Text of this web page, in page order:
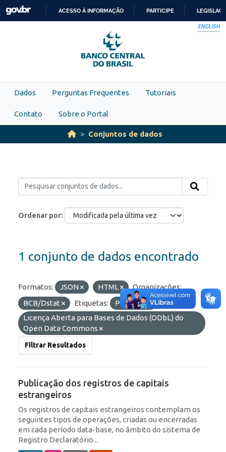
Skip to main content
PARA
O
CONTEÚDO
ACESSO À INFORMAÇÃO PARTICIPE
ENGLISH
Dados Perguntas Frequentes Tutoriais
Contato Sobre o Portal
Conjuntos de dados
Ordenar por
1 conjunto de dados encontrado
Formatos: JSON HTML
Organizações:
BCB/Dstat
Etiquetas: Portfólio
Licenças:
Licença Aberta para Bases de Dados (ODbL) do
Open Data Commons
Filtrar Resultados
Publicação dos registros de capitais
estrangeiros
Os registros de capitais estrangeiros contemplam os
seguintes tipos de operações, criadas ou encerradas
em cada período data-base, no âmbito do sistema de
Registro Declaratório...